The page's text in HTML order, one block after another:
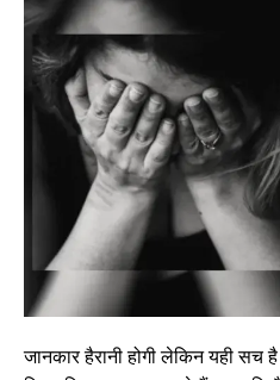
जानकार हैरानी होगी लेकिन यही सच